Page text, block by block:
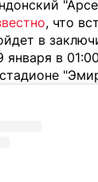
, что
в
января в